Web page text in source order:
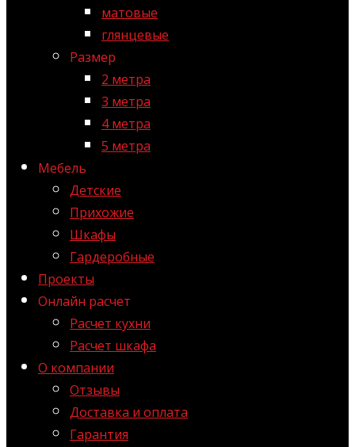
матовые
глянцевые
Размер
2 метра
3 метра
4 метра
5 метра
Мебель
Детские
Прихожие
Шкафы
Гардеробные
Проекты
Онлайн расчет
Расчет кухни
Расчет шкафа
О компании
Отзывы
Доставка и оплата
Гарантия